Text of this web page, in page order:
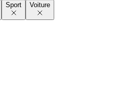
Sport Voiture